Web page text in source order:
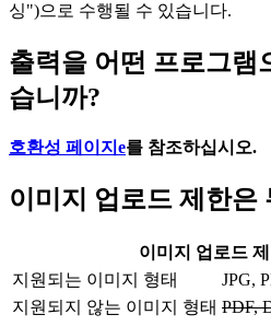
싱")으로 수행될 수 있습니다.
출력을 어떤 프로그램
습니까?
호환성 페이지e를 참조하십시오.
이미지 업로드 제한은
이미지 업로드
지원되는 이미지 형태
JPG,
지원되지 않는 이미지 형태 PDF,